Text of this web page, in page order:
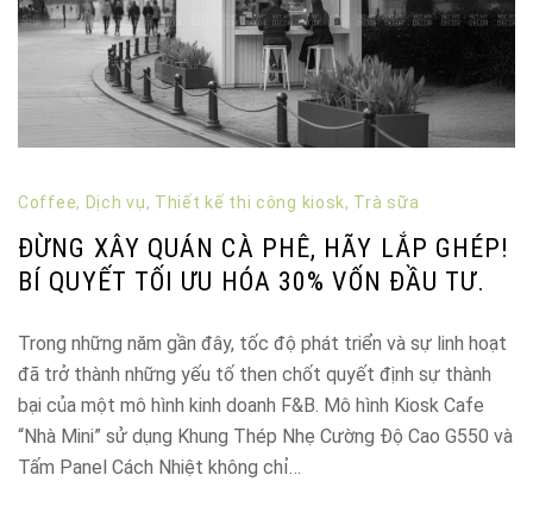
Coffee, Dịch vụ, Thiết kế thi công kiosk, Trà sữa
ĐỪNG XÂY QUÁN CÀ PHÊ, HÃY LẮP GHÉP!
BÍ QUYẾT TỐI ƯU HÓA 30% VỐN ĐẦU TƯ.
Trong những năm gần đây, tốc độ phát triển và sự linh hoạt
đã trở thành những yếu tố then chốt quyết định sự thành
bại của một mô hình kinh doanh F&B. Mô hình Kiosk Cafe
“Nhà Mini” sử dụng Khung Thép Nhẹ Cường Độ Cao G550 và
Tấm Panel Cách Nhiệt không chỉ…